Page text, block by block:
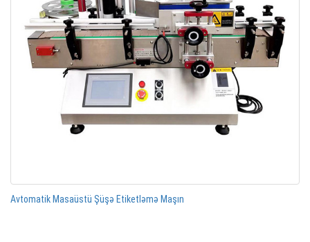
Avtomatik Masaüstü Şüşə Etiketləmə Maşın